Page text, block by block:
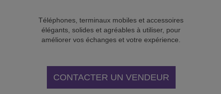
Téléphones, terminaux mobiles et accessoires
élégants, solides et agréables à utiliser, pour
améliorer vos échanges et votre expérience.
CONTACTER UN VENDEUR